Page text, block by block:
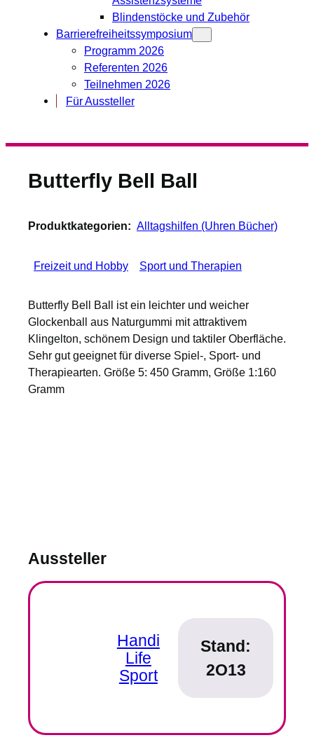
Blindenstöcke und Zubehör
Barrierefreiheitssymposium
Programm 2026
Referenten 2026
Teilnehmen 2026
Für Aussteller
Butterfly Bell Ball
Produktkategorien: Alltagshilfen (Uhren Bücher)
Freizeit und Hobby Sport und Therapien
Butterfly Bell Ball ist ein leichter und weicher
Glockenball aus Naturgummi mit attraktivem
Klingelton, schönem Design und taktiler Oberfläche.
Sehr gut geeignet für diverse Spiel-, Sport- und
Therapiearten. Größe 5: 450 Gramm, Größe 1:160
Gramm
Aussteller
Handi
Life
Sport
Stand:
2O13